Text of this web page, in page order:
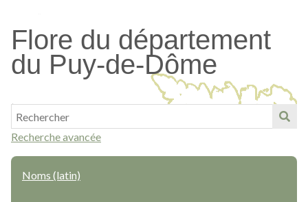
contenu
principal
Flore du département
du Puy-de-Dôme
Recherche avancée
Noms (latin)